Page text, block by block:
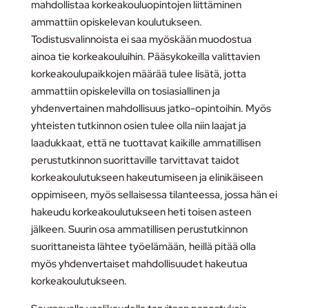
mahdollistaa korkeakouluopintojen liittäminen
ammattiin opiskelevan koulutukseen.
Todistusvalinnoista ei saa myöskään muodostua
ainoa tie korkeakouluihin. Pääsykokeilla valittavien
korkeakoulupaikkojen määrää tulee lisätä, jotta
ammattiin opiskelevilla on tosiasiallinen ja
yhdenvertainen mahdollisuus jatko-opintoihin. Myös
yhteisten tutkinnon osien tulee olla niin laajat ja
laadukkaat, että ne tuottavat kaikille ammatillisen
perustutkinnon suorittaville tarvittavat taidot
korkeakoulutukseen hakeutumiseen ja elinikäiseen
oppimiseen, myös sellaisessa tilanteessa, jossa hän ei
hakeudu korkeakoulutukseen heti toisen asteen
jälkeen. Suurin osa ammatillisen perustutkinnon
suorittaneista lähtee työelämään, heillä pitää olla
myös yhdenvertaiset mahdollisuudet hakeutua
korkeakoulutukseen.